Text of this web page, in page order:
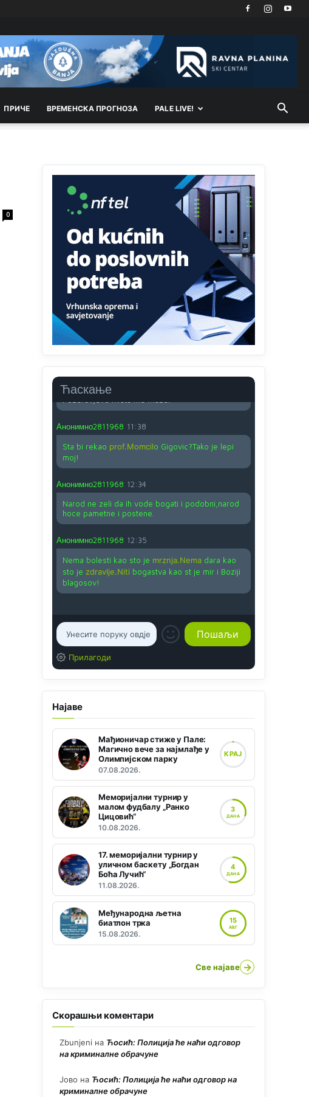
ПРИЧЕ ВРEМEНСКА ПРОГНОЗА PALE LIVE!
0
Ћаскање
Kuniocu ide q u guz...
Анонимно2808843 јуче
Анонимно2810587 11:11
vjeka,neko rece za Radovana i Ratka kaki su oni
srbi...i poce dalje da besjedi znam ja dobro sta je
bilo u Ag-ci...
Анонимно2810587
Proguglajte
Анонимно2810587 11:21
O kako su cudni lvi ljudi,uzeli bi sve da mogu...a
ja srce svima fajem,radujem se tudjoj sreci.I ko
ima i ko nema na iso ce mjesto leci!
Анонимно2810587
Nije u svijetu problem,nahraniti siromasnd,kako
nahraniti bogate!?
Анонимно2810587
Анонимно2811968 11:38
Sta bi rekao prof.Momcilo Gigovic?Tako je lepi
moj!
Анонимно2811968 12:34
Narod ne zeli da ih vode bogati i podobni,narod
hoce pametne i postene.
Анонимно2811968 12:35
Nema bolesti kao sto je mrznja.Nemadara kao
sto je zdravlje.Niti bogastva kao st je mir i Boziji
blagosov!
Прилагоди
Најаве
Мађионичар стиже у Пале:
Магично вече за најмлађе у
Олимпијском парку
07.08.2026.
КРАЈ
Меморијални турнир у
малом фудбалу „Ранко
Цицовић“
10.08.2026.
3
ДАНА
17. меморијални турнир у
уличном баскету „Богдан
Боћа Лучић“
11.08.2026.
4
ДАНА
Међународна љетна
биатлон трка
15.08.2026.
15
АВГ
Све најаве →
Скорашњи коментари
Zbunjeni на Ћосић: Полиција ће наћи одговор
на криминалне обрачуне
Јово на Ћосић: Полиција ће наћи одговор на
криминалне обрачуне